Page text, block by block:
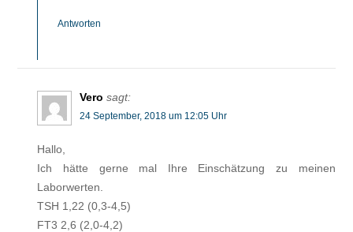
Antworten
Vero sagt:
24 September, 2018 um 12:05 Uhr
Hallo,
Ich hätte gerne mal Ihre Einschätzung zu meinen
Laborwerten.
TSH 1,22 (0,3-4,5)
FT3 2,6 (2,0-4,2)